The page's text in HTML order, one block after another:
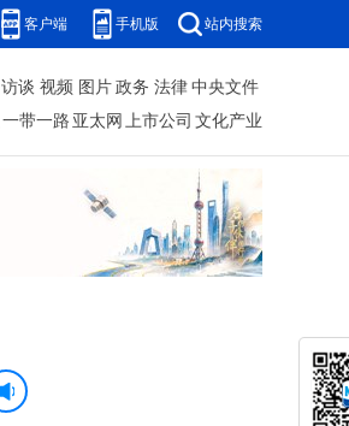
客户端 手机版 站内搜索
访谈 视频 图片 政务 法律 中央文件
一带一路 亚太网 上市公司 文化产业